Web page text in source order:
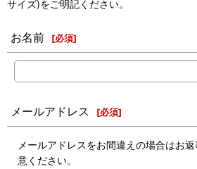
サイズ)をご明記ください。
お名前 [必須]
メールアドレス [必須]
メールアドレスをお間違えの場合はお
意ください。